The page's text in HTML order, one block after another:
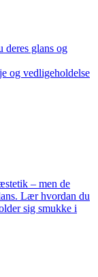
deres glans og
og vedligeholdelse
– men de
Lær hvordan du
sig smukke i